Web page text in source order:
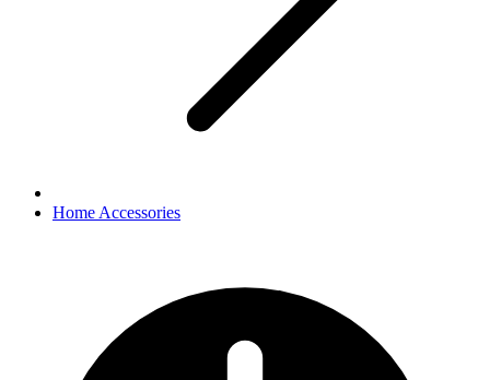
Home Accessories